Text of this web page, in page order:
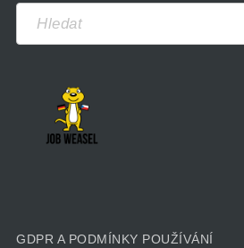
GDPR A PODMÍNKY POUŽÍVÁNÍ